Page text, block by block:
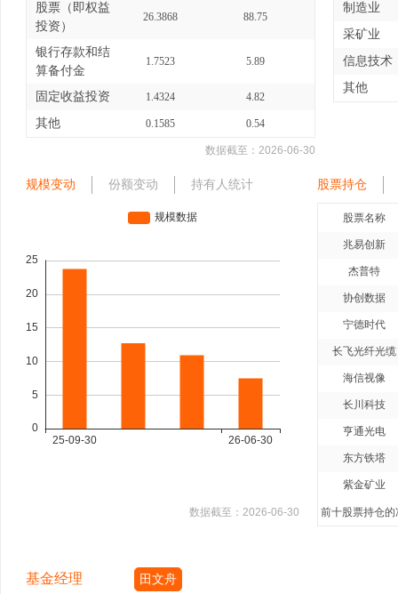
股票（即权益
投资）
26.3868 88.75
银行存款和结
算备付金
1.7523 5.89
固定收益投资 1.4324 4.82
其他 0.1585 0.54
数据截至： 2026-06-30
制造业
采矿业
信息技术
其他
规模变动 份额变动 持有人统计
数据截至： 2026-06-30
股票持仓
股票名称
兆易创新
杰普特
协创数据
宁德时代
长飞光纤光缆
海信视像
长川科技
亨通光电
东方铁塔
紫金矿业
前十股票持仓的
基金经理 田文舟